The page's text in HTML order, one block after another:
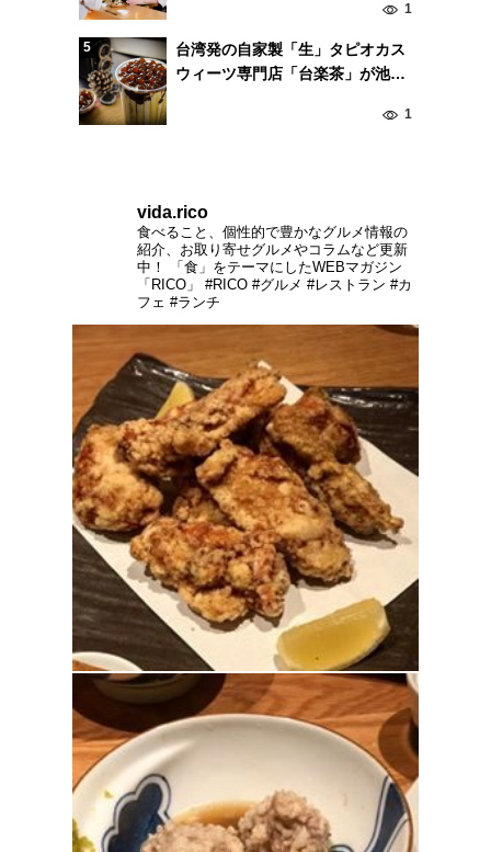
1
台湾発の自家製「生」タピオカス
ウィーツ専門店「台楽茶」が池袋
1
vida.rico
食べること、個性的で豊かなグルメ情報の
紹介、お取り寄せグルメやコラムなど更新
中！
「食」をテーマにしたWEBマガジン
「RICO」
#RICO #グルメ #レストラン #カ
フェ #ランチ